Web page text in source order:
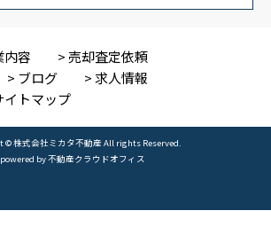
内容
売却査定依頼
ブログ
求人情報
イトマップ
© 株式会社ミカタ不動産 All rights Reserved.
powered by 不動産クラウドオフィス